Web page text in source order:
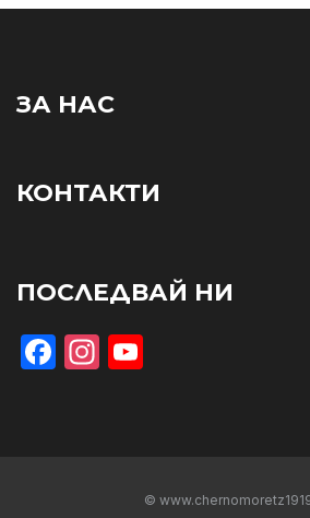
ЗА НАС
КОНТАКТИ
ПОСЛЕДВАЙ НИ
Facebook
Instagram
©